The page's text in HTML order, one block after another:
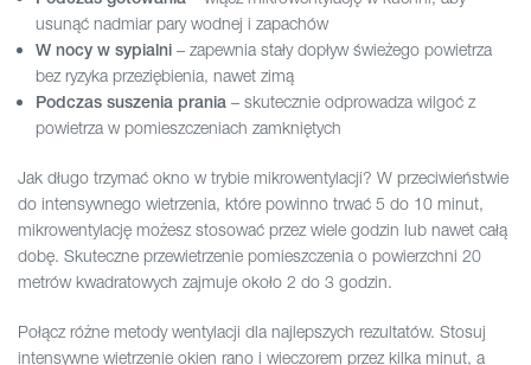
usunąć nadmiar pary wodnej i zapachów
W nocy w sypialni – zapewnia stały dopływ świeżego powietrza
bez ryzyka przeziębienia, nawet zimą
Podczas suszenia prania – skutecznie odprowadza wilgoć z
powietrza w pomieszczeniach zamkniętych
Jak długo trzymać okno w trybie mikrowentylacji? W przeciwieństwie
do intensywnego wietrzenia, które powinno trwać 5 do 10 minut,
mikrowentylację możesz stosować przez wiele godzin lub nawet całą
dobę. Skuteczne przewietrzenie pomieszczenia o powierzchni 20
metrów kwadratowych zajmuje około 2 do 3 godzin.
Połącz różne metody wentylacji dla najlepszych rezultatów. Stosuj
intensywne wietrzenie okien rano i wieczorem przez kilka minut, a